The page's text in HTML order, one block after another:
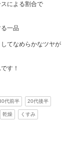
による割合で
一品
てなめらかなツヤが
す！
代前半 20代後半
乾燥 くすみ